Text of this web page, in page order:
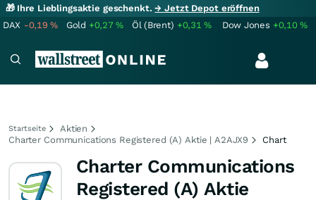
🎁 Ihre Lieblingsaktie geschenkt.→ Jetzt Depot eröffnen
DAX -0,19% Gold +0,27% Öl (Brent) +0,31% Dow Jones +0,10%
Startseite
Aktien
Charter Communications Registered (A) Aktie | A2AJX9
Chart
Charter Communications
Registered (A) Aktie